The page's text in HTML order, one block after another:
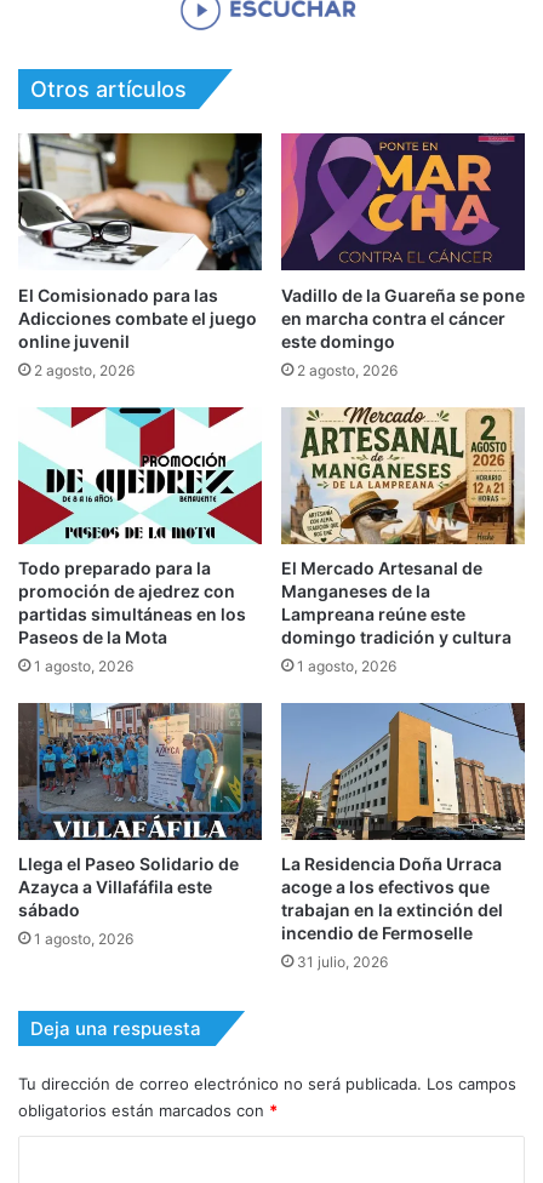
Otros artículos
El Comisionado para las
Adicciones combate el juego
online juvenil
2 agosto, 2026
Vadillo de la Guareña se pone
en marcha contra el cáncer
este domingo
2 agosto, 2026
Todo preparado para la
promoción de ajedrez con
partidas simultáneas en los
Paseos de la Mota
1 agosto, 2026
El Mercado Artesanal de
Manganeses de la
Lampreana reúne este
domingo tradición y cultura
1 agosto, 2026
Llega el Paseo Solidario de
Azayca a Villafáfila este
sábado
1 agosto, 2026
La Residencia Doña Urraca
acoge a los efectivos que
trabajan en la extinción del
incendio de Fermoselle
31 julio, 2026
Deja una respuesta
Tu dirección de correo electrónico no será publicada. Los campos
obligatorios están marcados con *